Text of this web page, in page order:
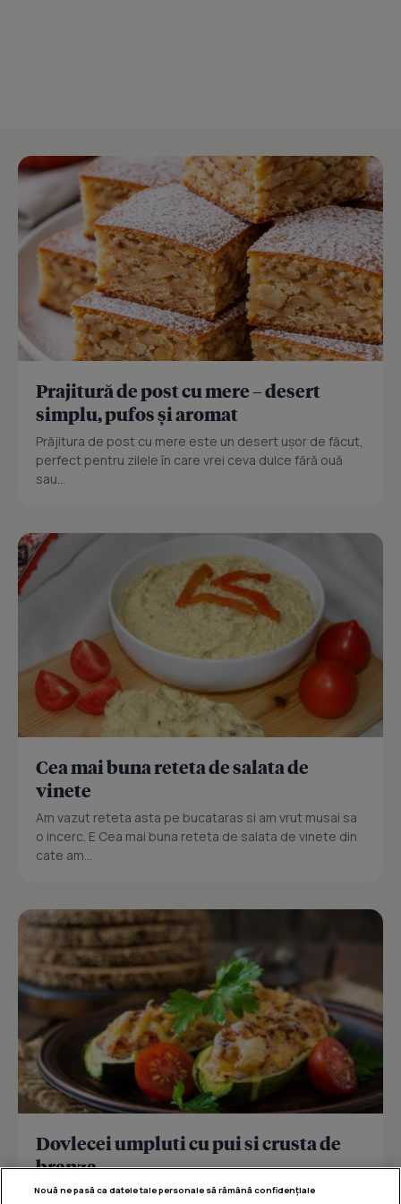
Prajitură de post cu mere – desert
simplu, pufos și aromat
Prăjitura de post cu mere este un desert ușor de făcut,
perfect pentru zilele în care vrei ceva dulce fără ouă
sau...
Cea mai buna reteta de salata de
vinete
Am vazut reteta asta pe bucataras si am vrut musai sa
o incerc. E Cea mai buna reteta de salata de vinete din
cate am...
Dovlecei umpluti cu pui si crusta de
branza
Reteta delicioasa de dovlecei umpluti cu pui si crusta
Nouă ne pasă ca datele tale personale să rămână confidențiale